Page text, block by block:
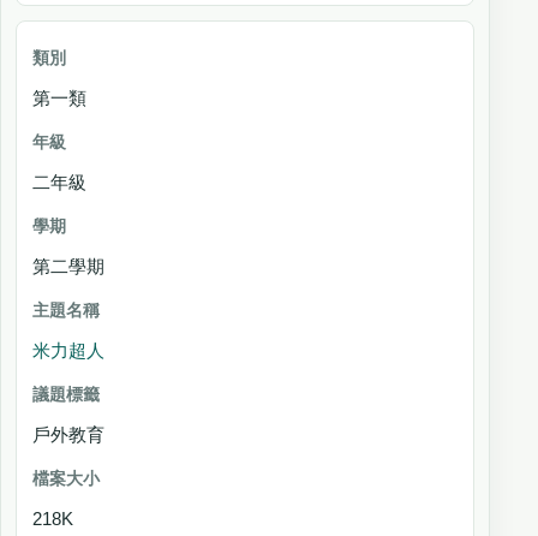
第一類
二年級
第二學期
米力超人
戶外教育
218K